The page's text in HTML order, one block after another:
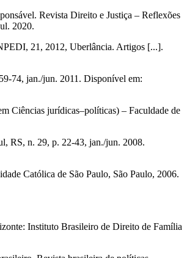
Revista Direito e Justiça – Reflexões
2020.
21, 2012, Uberlância. Artigos [...].
74, jan./jun. 2011. Disponível em:
Ciências jurídicas–políticas) – Faculdade de
RS, n. 29, p. 22-43, jan./jun. 2008.
Católica de São Paulo, São Paulo, 2006.
Instituto Brasileiro de Direito de Família